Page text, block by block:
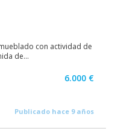
con actividad de
de...
6.000 €
Publicado hace 9 años